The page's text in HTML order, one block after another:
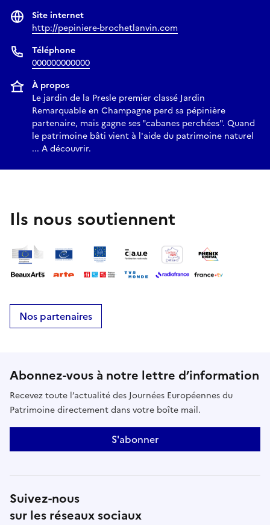
Site internet
http://pepiniere-brochetlanvin.com
Téléphone
000000000000
À propos
Le jardin de la Presle premier classé Jardin
Remarquable en Champagne perd sa pépinière
partenaire, mais gagne ses "cabanes perchées". Quand
le patrimoine bâti vient à l'aide du patrimoine naturel
... A découvrir.
Ils nous soutiennent
Nos partenaires
Abonnez-vous à notre lettre d’information
Recevez toute l’actualité des Journées Européennes du
Patrimoine directement dans votre boîte mail.
S'abonner
Suivez-nous
sur les réseaux sociaux